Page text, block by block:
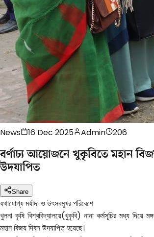
News 16 Dec 2025 Admin 206
বর্ণাঢ্য আয়োজনে খুকৃবিতে মহান
উদযাপিত
Share
যথাযোগ্য মর্যাদা ও উৎসবমুখর পরিবেশে
খুলনা কৃষি বিশ্ববিদ্যালয়ে(খুকৃবি) নানা কর্মসূচির মধ্য দিয়ে
মহান বিজয় দিবস উদযাপিত হয়েছে।